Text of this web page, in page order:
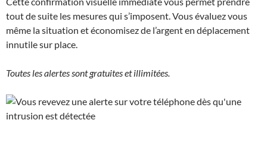
tout de suite les mesures qui s’imposent. Vous évaluez vous
même la situation et économisez de l’argent en déplacement
innutile sur place.
Toutes les alertes sont gratuites et illimitées.